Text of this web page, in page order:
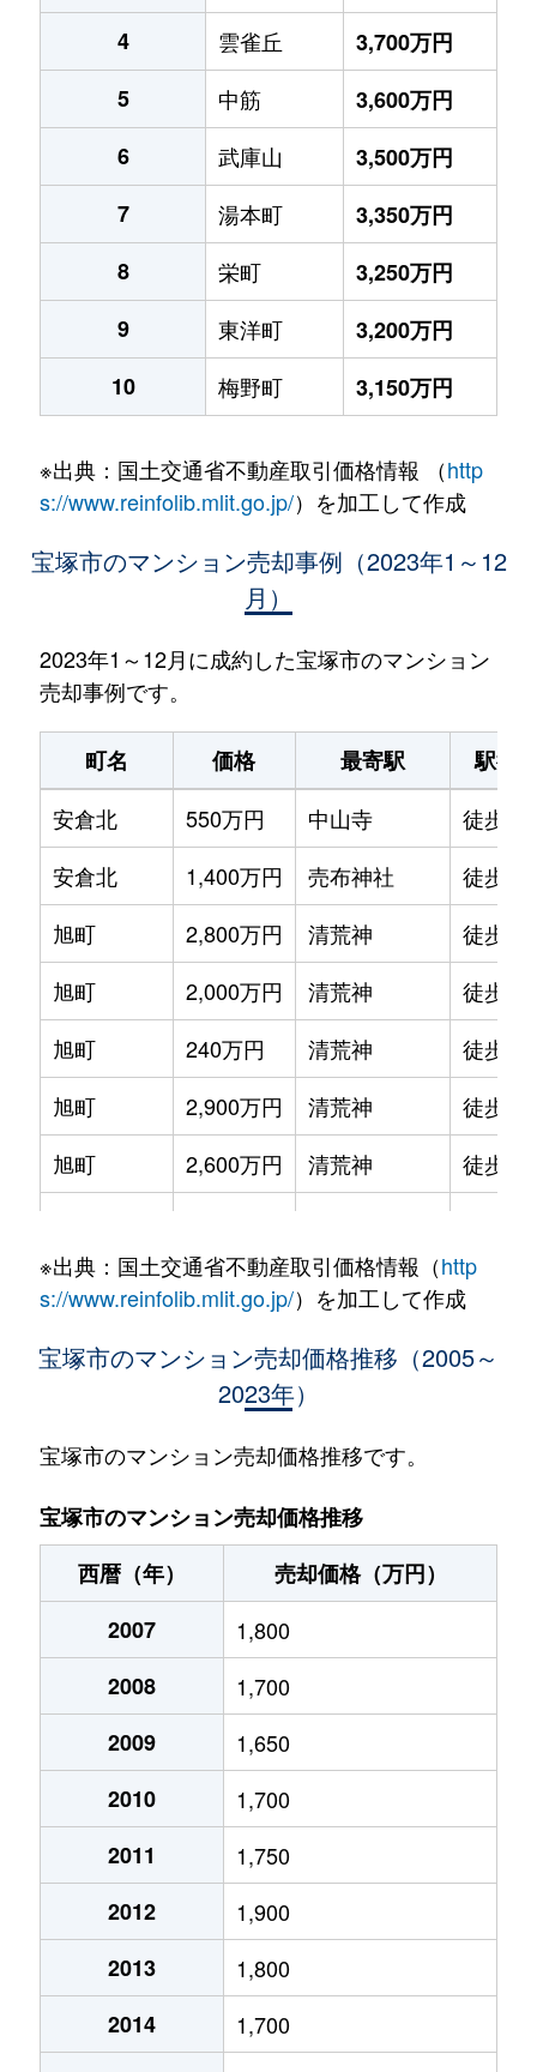
4
雲雀丘
3,700万円
5
中筋
3,600万円
6
武庫山
3,500万円
7
湯本町
3,350万円
8
栄町
3,250万円
9
東洋町
3,200万円
10
梅野町 3,150万円
※出典：国土交通省不動産取引価格情報 （http
s://www.reinfolib.mlit.go.jp/）を加工して作成
宝塚市のマンション売却事例（2023年1～12
月）
2023年1～12月に成約した宝塚市のマンション
売却事例です。
町名 価格 最寄駅
駅徒
安倉北
550万円 中山寺
徒歩19
安倉北
1,400万円 売布神社
徒歩20
旭町
2,800万円 清荒神
徒歩6
旭町
2,000万円 清荒神
徒歩6
旭町
240万円 清荒神
徒歩7
旭町
2,900万円 清荒神
徒歩6
旭町
2,600万円 清荒神
徒歩4
伊孑志
1,800万円 逆瀬川
徒歩13
2,300万円
伊孑志
1,300万円 逆瀬川
伊孑志
1,600万円 逆瀬川
伊孑志
逆瀬川
伊孑志
1,700万円
梅野町
4,300万円
梅野町
2,000万円
梅野町
1,300万円
梅野町
5,400万円
1,400万円
1,100万円
2,900万円
※出典：国土交通省不動産取引価格情報（http
s://www.reinfolib.mlit.go.jp/）を加工して作成
宝塚市のマンション売却価格推移（2005～
2023年）
宝塚市のマンション売却価格推移です。
宝塚市のマンション売却価格推移
西暦（年）
売却価格（万円）
2007
1,800
2008
1,700
2009
1,650
2010
1,700
2011
1,750
2012
1,900
2013
1,800
2014
1,700